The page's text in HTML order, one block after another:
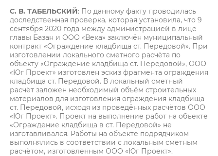
С. В. ТАБЕЛЬСКИЙ: По данному факту проводилась
доследственная проверка, которая установила, что 9
сентября 2020 года между администрацией в лице
главы Базан и ООО «Века» заключён муниципальный
контракт «Ограждение кладбища ст. Передовой». При
изготовлении локального сметного расчёта по
объекту «Ограждение кладбища ст. Передовой», ООО
«Юг Проект» изготовлен эскиз фрагмента ограждения
кладбища ст. Передовой. В локальный сметный
расчёт заложен необходимый объём строительных
материалов для изготовления ограждения кладбища
ст. Передовой, исходя из проведённых расчётов ООО
«Юг Проект». Проект на выполнение работ на объекте
«Ограждение кладбища в ст. Передовой» не
изготавливался. Работы на объекте подрядчиком
выполнялись в соответствии с локальным сметным
расчётом, изготовленным ООО «Юг Проект».